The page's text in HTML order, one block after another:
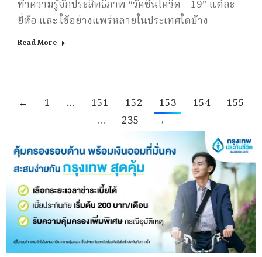
ทำความรู้จักประสิทธิภาพ “วัคซีนโควิด – 19” แต่ละ
ยี่ห้อ และ ใช้อย่างแพร่หลายในประเทศใดบ้าง
Read More
← 1 … 151 152 153 154
155
…
235 →